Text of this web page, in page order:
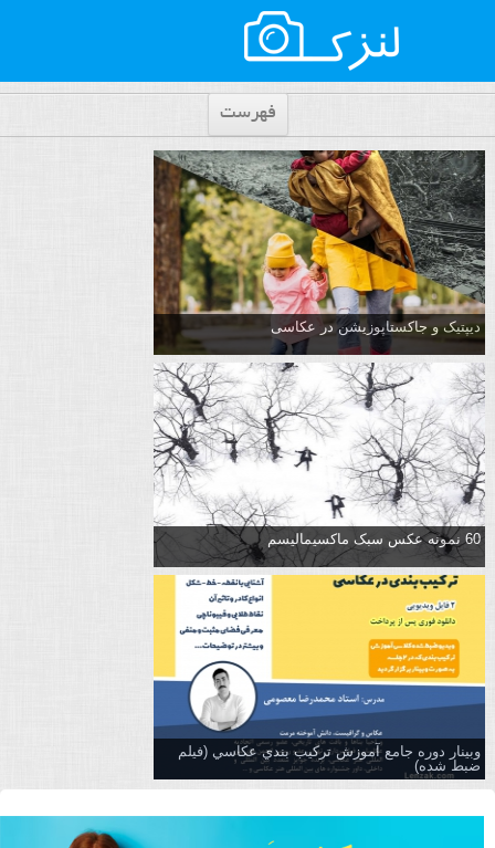
فهرست
دیپتیک و جاکستا‌پوزیشن در عکاسی
60 نمونه عکس سبک ماکسیمالیسم
وبینار دوره جامع آموزش تركيب بندي عكاسي (فیلم
ضبط شده)